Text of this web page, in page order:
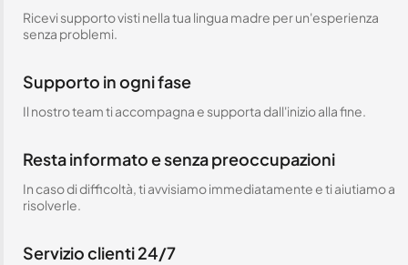
Ricevi supporto visti nella tua lingua madre per un'esperienza
senza problemi.
Supporto in ogni fase
Il nostro team ti accompagna e supporta dall'inizio alla fine.
Resta informato e senza preoccupazioni
In caso di difficoltà, ti avvisiamo immediatamente e ti aiutiamo a
risolverle.
Servizio clienti 24/7